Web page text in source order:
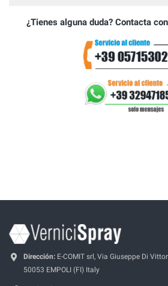
¿Tienes alguna duda? Contacta
Dirección: E-COMIT srl, Via Giuseppe Di
50053 EMPOLI (FI) Italy